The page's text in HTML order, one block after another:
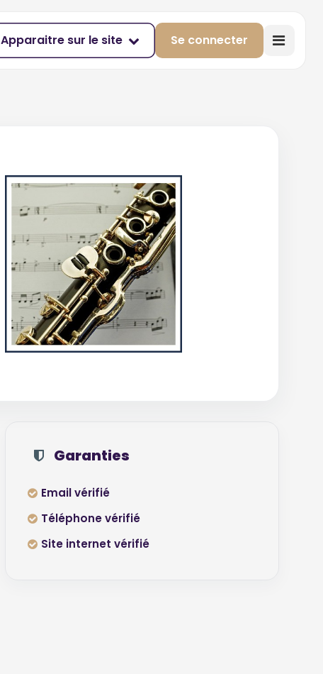
Apparaitre sur le site Se connecter
Garanties
Email vérifié
Téléphone vérifié
Site internet vérifié